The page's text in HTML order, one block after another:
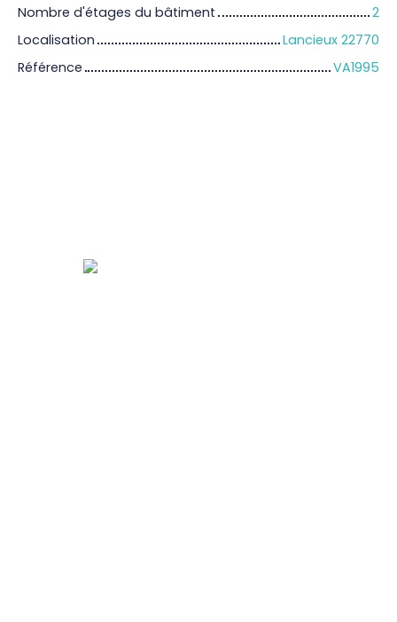
Nombre d'étages du bâtiment
2
Localisation
Lancieux 22770
Référence
VA1995